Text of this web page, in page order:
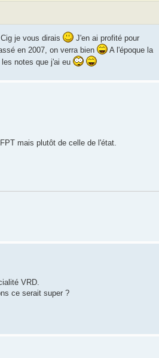
je vous dirais
J'en ai profité pour
en 2007, on verra bien
A l'époque la
notes que j'ai eu
mais plutôt de celle de l'état.
VRD.
ce serait super ?